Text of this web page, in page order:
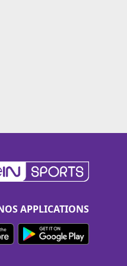
APPLICATIONS